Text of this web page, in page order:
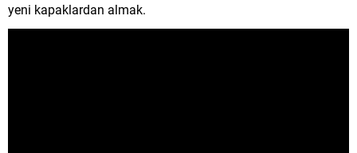
yeni kapaklardan almak.